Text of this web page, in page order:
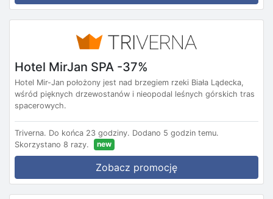
Hotel MirJan SPA -37%
Hotel Mir-Jan położony jest nad brzegiem rzeki Biała Lądecka,
wśród pięknych drzewostanów i nieopodal leśnych górskich tras
spacerowych.
Triverna. Do końca 23 godziny. Dodano 5 godzin temu.
Skorzystano 8 razy.
new
Zobacz promocję